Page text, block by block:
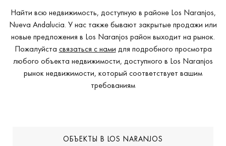
Найти всю недвижимость, доступную в районе Los Naranjos,
Nueva Andalucia. У нас также бывают закрытые продажи или
новые предложения в Los Naranjos район выходит на рынок.
Пожалуйста связаться с нами для подробного просмотра
любого объекта недвижимости, доступного в Los Naranjos
рынок недвижимости, который соответствует вашим
требованиям
ОБЪЕКТЫ В LOS NARANJOS